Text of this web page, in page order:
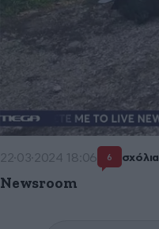
22·03·2024 18:06 6 σχόλια
Newsroom